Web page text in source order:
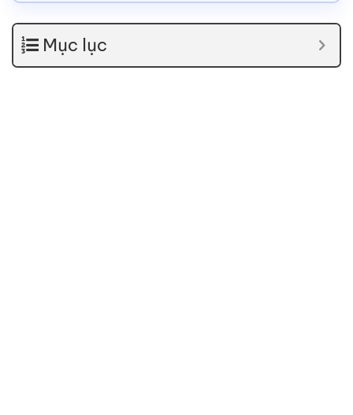
Mục lục